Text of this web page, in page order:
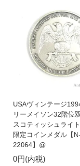
USAヴィンテージ
リーメイソン32階位
スコティッシュライ
限定コインメダル【N-
22064】@
0円(内税)